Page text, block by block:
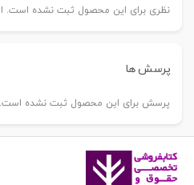
نظری برای این محصول ثبت نشده است.
پرسش ها
پرسش برای این محصول ثبت نشده است.